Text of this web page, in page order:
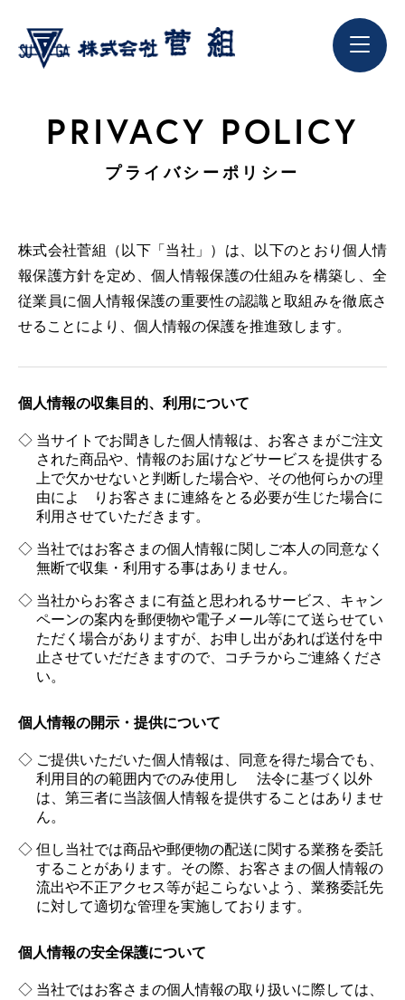
PRIVACY POLICY
プライバシーポリシー
株式会社菅組（以下「当社」）は、以下のとおり個人情
報保護方針を定め、個人情報保護の仕組みを構築し、 全
従業員に個人情報保護の重要性の認識と取組みを徹底さ
せることにより、個人情報の保護を推進致します。
個人情報の収集目的、利用について
当サイトでお聞きした個人情報は、お客さまがご注文
された商品や、情報のお届けなどサービスを提供する
上で欠かせないと判断した場合や、その他何らかの理
由によ りお客さまに連絡をとる必要が生じた場合に
利用させていただきます。
当社ではお客さまの個人情報に関しご本人の同意なく
無断で収集・利用する事はありません。
当社からお客さまに有益と思われるサービス、キャン
ペーンの案内を郵便物や電子メール等にて送らせてい
ただく場合がありますが、お申し出があれば送付を中
止させていだだきますので、コチラからご連絡くださ
い。
個人情報の開示・提供について
ご提供いただいた個人情報は、同意を得た場合でも、
利用目的の範囲内でのみ使用し 法令に基づく以外
は、第三者に当該個人情報を提供することはありませ
ん。
但し当社では商品や郵便物の配送に関する業務を委託
することがあります。その際、お客さまの個人情報の
流出や不正アクセス等が起こらないよう、業務委託先
に対して適切な管理を実施しております。
個人情報の安全保護について
当社ではお客さまの個人情報の取り扱いに際しては、